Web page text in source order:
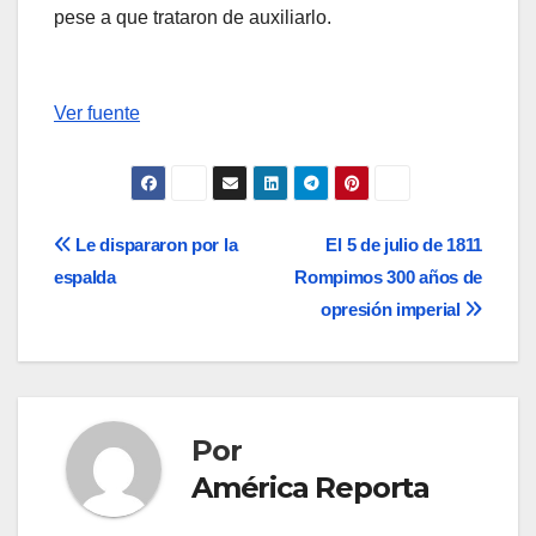
pese a que trataron de auxiliarlo.
Ver fuente
Navegación
de
entradas
El 5 de julio de 1811
Rompimos 300 años de
opresión imperial
Le dispararon por la
espalda
Por
América Reporta